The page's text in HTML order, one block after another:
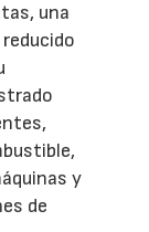
una
y
de